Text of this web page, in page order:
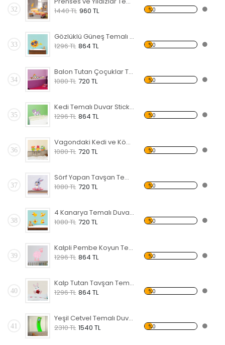
32
1440 TL 960 TL %0
33
Gözlüklü Güneş Temalı Duvar Sticker
1296 TL 864 TL %0
34
Balon Tutan Çoçuklar Temalı Duvar Sticker
1080 TL 720 TL %0
35
Kedi Temalı Duvar Sticker
1296 TL 864 TL %0
36
Vagondaki Kedi ve Köpek Temalı Duvar Sticker
1080 TL 720 TL %0
37
Sörf Yapan Tavşan Temalı Duvar Sticker
1080 TL 720 TL %0
38
4 Kanarya Temalı Duvar Sticker
1080 TL 720 TL %0
39
Kalpli Pembe Koyun Temalı Duvar Sticker
1296 TL 864 TL %0
40
Kalp Tutan Tavşan Temalı Duvar Sticker
1296 TL 864 TL %0
41
Yeşil Cetvel Temalı Duvar Sticker
2310 TL 1540 TL %0